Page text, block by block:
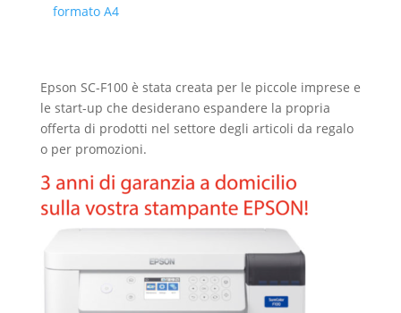
formato A4
Epson SC-F100 è stata creata per le piccole imprese e
le start-up che desiderano espandere la propria
offerta di prodotti nel settore degli articoli da regalo
o per promozioni.